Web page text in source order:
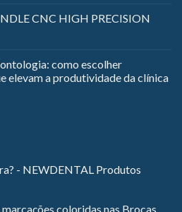
CNC HIGH PRECISION
como escolher
elevam a produtividade da clínica
- NEWDENTAL Produtos
coloridas nas Brocas